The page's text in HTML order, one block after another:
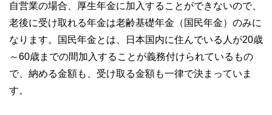
自営業の場合、厚生年金に加入することができないので、
老後に受け取れる年金は老齢基礎年金（国民年金）のみに
なります。国民年金とは、日本国内に住んでいる人が20歳
～60歳までの間加入することが義務付けられているもの
で、納める金額も、受け取る金額も一律で決まっていま
す。